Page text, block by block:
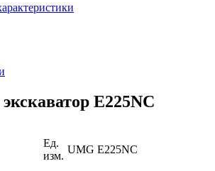
E225NC
Ед.
изм.
UMG E225NC